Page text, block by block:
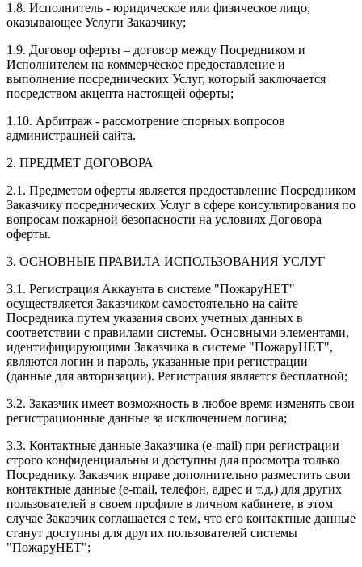
1.8. Исполнитель - юридическое или физическое лицо,
оказывающее Услуги Заказчику;
1.9. Договор оферты – договор между Посредником и
Исполнителем на коммерческое предоставление и
выполнение посреднических Услуг, который заключается
посредством акцепта настоящей оферты;
1.10. Арбитраж - рассмотрение спорных вопросов
администрацией сайта.
2. ПРЕДМЕТ ДОГОВОРА
2.1. Предметом оферты является предоставление Посредником
Заказчику посреднических Услуг в сфере консультирования по
вопросам пожарной безопасности на условиях Договора
оферты.
3. ОСНОВНЫЕ ПРАВИЛА ИСПОЛЬЗОВАНИЯ УСЛУГ
3.1. Регистрация Аккаунта в системе "ПожаруНЕТ"
осуществляется Заказчиком самостоятельно на сайте
Посредника путем указания своих учетных данных в
соответствии с правилами системы. Основными элементами,
идентифицирующими Заказчика в системе "ПожаруНЕТ",
являются логин и пароль, указанные при регистрации
(данные для авторизации). Регистрация является бесплатной;
3.2. Заказчик имеет возможность в любое время изменять свои
регистрационные данные за исключением логина;
3.3. Контактные данные Заказчика (e-mail) при регистрации
строго конфиденциальны и доступны для просмотра только
Посреднику. Заказчик вправе дополнительно разместить свои
контактные данные (e-mail, телефон, адрес и т.д.) для других
пользователей в своем профиле в личном кабинете, в этом
случае Заказчик соглашается с тем, что его контактные данные
станут доступны для других пользователей системы
"ПожаруНЕТ";